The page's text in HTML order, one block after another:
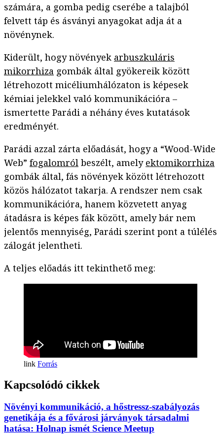
számára, a gomba pedig cserébe a talajból
felvett táp és ásványi anyagokat adja át a
növénynek.
Kiderült, hogy növények arbuszkuláris
mikorrhiza gombák által gyökereik között
létrehozott micéliumhálózaton is képesek
kémiai jelekkel való kommunikációra –
ismertette Parádi a néhány éves kutatások
eredményét.
Parádi azzal zárta előadását, hogy a “Wood-Wide
Web” fogalomról beszélt, amely ektomikorrhiza
gombák által, fás növények között létrehozott
közös hálózatot takarja. A rendszer nem csak
kommunikációra, hanem közvetett anyag
átadásra is képes fák között, amely bár nem
jelentős mennyiség, Parádi szerint pont a túlélés
zálogát jelentheti.
A teljes előadás itt tekinthető meg:
Forrás
Kapcsolódó cikkek
Növényi kommunikáció, a hőstressz-szabályozás
genetikája és a fővárosi járványok társadalmi
hatása: Holnap ismét Science Meetup